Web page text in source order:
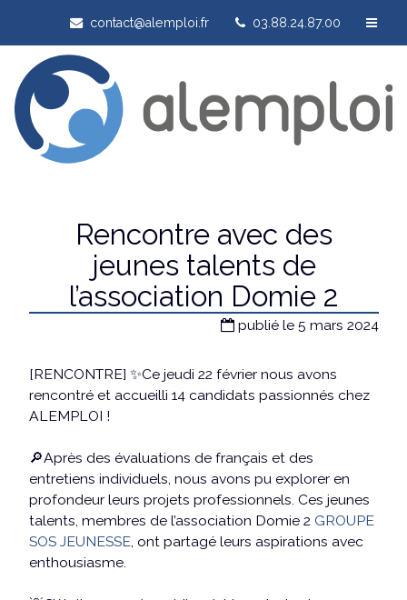
contact@alemploi.fr 03.88.24.87.00
Rencontre avec des
jeunes talents de
l’association Domie 2
publié le 5 mars 2024
[RENCONTRE] ✨Ce jeudi 22 février nous avons
rencontré et accueilli 14 candidats passionnés chez
ALEMPLOI !
🔎Après des évaluations de français et des
entretiens individuels, nous avons pu explorer en
profondeur leurs projets professionnels. Ces jeunes
talents, membres de l’association Domie 2 GROUPE
SOS JEUNESSE, ont partagé leurs aspirations avec
enthousiasme.